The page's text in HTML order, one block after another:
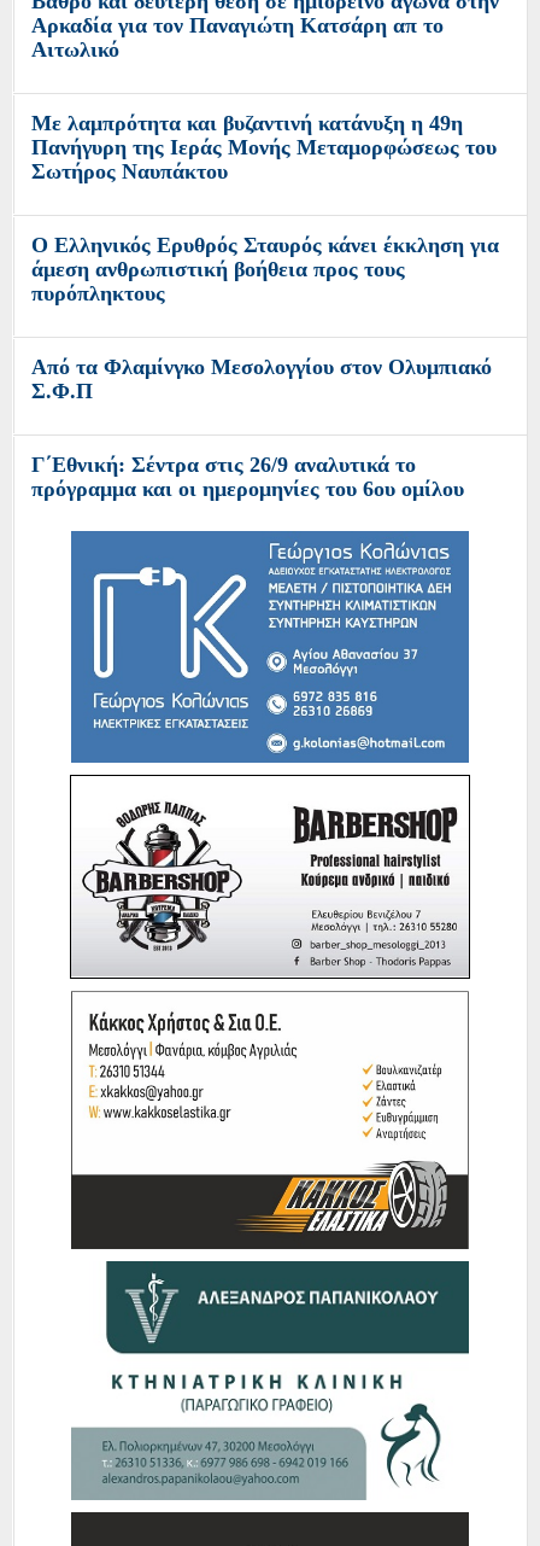
Αρκαδία για τον Παναγιώτη Κατσάρη απ το
Αιτωλικό
Με λαμπρότητα και βυζαντινή κατάνυξη η 49η
Πανήγυρη της Ιεράς Μονής Μεταμορφώσεως του
Σωτήρος Ναυπάκτου
Ο Ελληνικός Ερυθρός Σταυρός κάνει έκκληση για
άμεση ανθρωπιστική βοήθεια προς τους
πυρόπληκτους
Από τα Φλαμίνγκο Μεσολογγίου στον Ολυμπιακό
Σ.Φ.Π
Γ΄Εθνική: Σέντρα στις 26/9 αναλυτικά το
πρόγραμμα και οι ημερομηνίες του 6ου ομίλου